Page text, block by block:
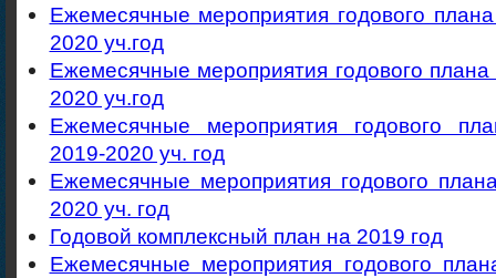
Ежемесячные мероприятия годового
2020 уч.год
Ежемесячные мероприятия годового
2020 уч.год
Ежемесячные мероприятия годового
2019-2020 уч. год
Ежемесячные мероприятия годового
2020 уч. год
Годовой комплексный план на 2019 год
Ежемесячные мероприятия годового